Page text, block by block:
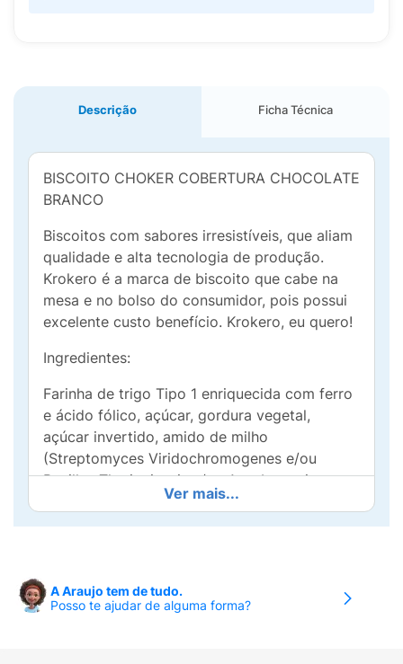
Descrição Ficha Técnica
BISCOITO CHOKER COBERTURA CHOCOLATE
BRANCO
Biscoitos com sabores irresistíveis, que aliam
qualidade e alta tecnologia de produção.
Krokero é a marca de biscoito que cabe na
mesa e no bolso do consumidor, pois possui
excelente custo benefício. Krokero, eu quero!
Ingredientes:
Farinha de trigo Tipo 1 enriquecida com ferro
e ácido fólico, açúcar, gordura vegetal,
açúcar invertido, amido de milho
(Streptomyces Viridochromogenes e/ou
Bacillus Thuringiensis e/ou Agrobacterium
Tumetaciense e/ou Zea Mays), extrato de
malte, sal, Cobertura sabor chocolate Branco
éster de ácido ricinoléico interesterificado
com poliglicerol e aromatizante idêntico ao
Ver mais...
A Araujo tem de tudo.
Posso te ajudar de alguma forma?